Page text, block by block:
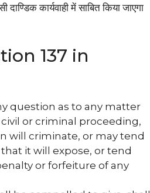
कार्यवाही में साबित किया जाएगा
137 in
question as to any matter
or criminal proceeding,
will criminate, or may tend
it will expose, or tend
or forfeiture of any